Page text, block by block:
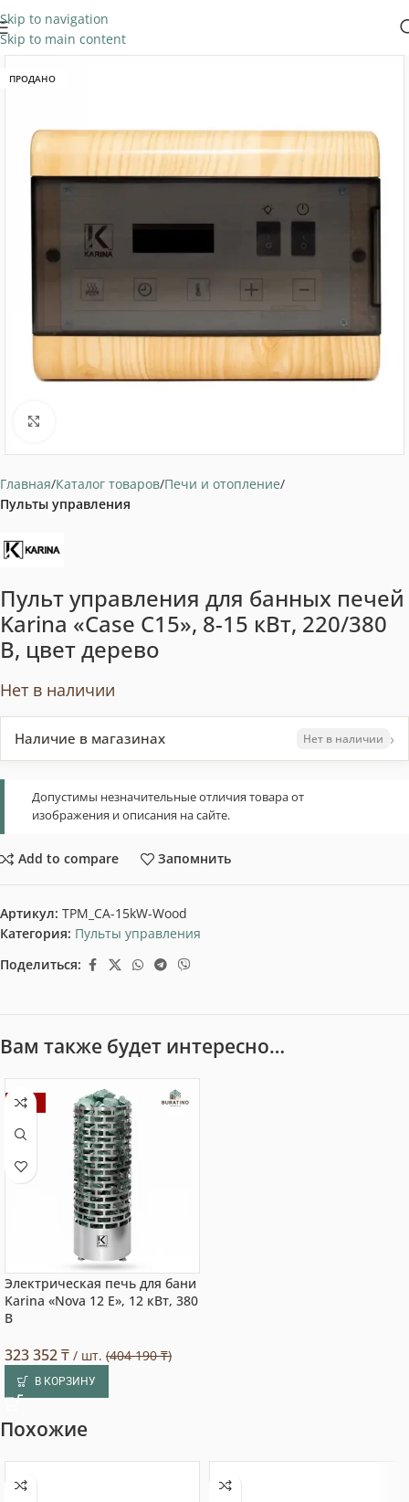
Skip to navigation
Skip to main content
ПРОДАНО
Главная Каталог товаров Печи и отопление
Пульты управления
Пульт управления для банных печей
Karina «‎Case C15», 8-15 кВт, 220/380
В, цвет дерево
Нет в наличии
Наличие в магазинах Нет в наличии ›
Допустимы незначительные отличия товара от
изображения и описания на сайте.
Add to compare Запомнить
Артикул: TPM_CA-15kW-Wood
Категория: Пульты управления
Поделиться:
Вам также будет интересно…
-20%
Электрическая печь для бани
Karina «Nova 12 E», 12 кВт, 380
В
323 352₸ / шт. (404 190 ₸)
В КОРЗИНУ
Похожие